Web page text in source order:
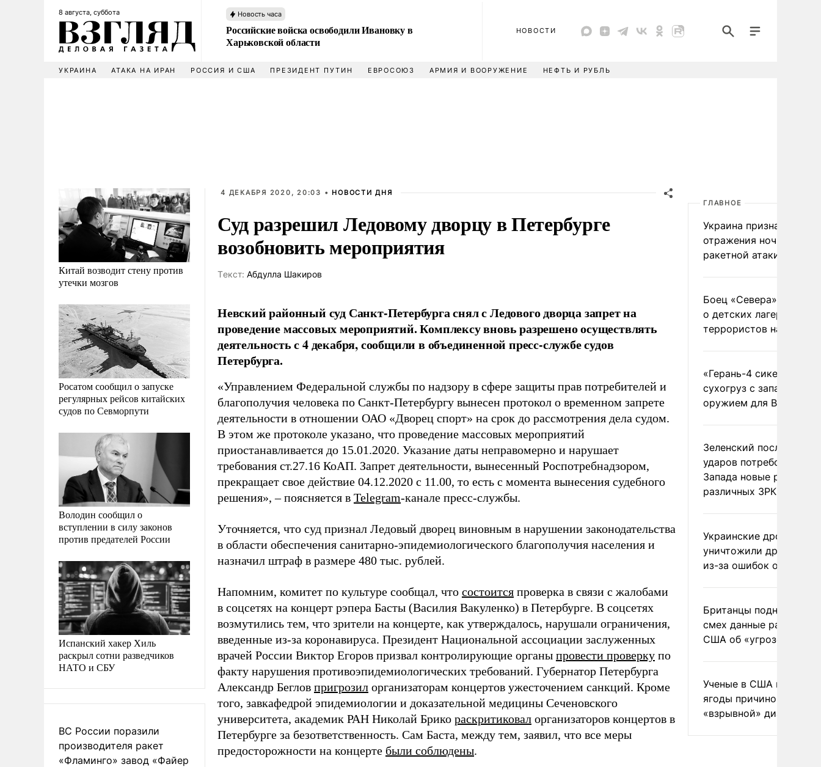
8 августа, суббота Новость часа
Российские войска освободили Ивановку в
Харьковской области
НОВОСТИ
УКРАИНА АТАКА НА ИРАН РОССИЯ И США ПРЕЗИДЕНТ ПУТИН ЕВРОСОЮЗ АРМИЯ И ВООРУЖЕНИЕ НЕФТЬ И РУБЛЬ
Китай возводит стену против
утечки мозгов
Росатом сообщил о запуске
регулярных рейсов китайских
судов по Севморпути
Володин сообщил о
вступлении в силу законов
против предателей России
Испанский хакер Хиль
раскрыл сотни разведчиков
НАТО и СБУ
ВС России поразили
производителя ракет
«Фламинго» завод «Файер
4 ДЕКАБРЯ 2020, 20:03 • НОВОСТИ ДНЯ
Суд разрешил Ледовому дворцу в Петербурге
возобновить мероприятия
Tекст: Абдулла Шакиров
Невский районный суд Санкт-Петербурга снял с Ледового дворца запрет на
проведение массовых мероприятий. Комплексу вновь разрешено осуществлять
деятельность с 4 декабря, сообщили в объединенной пресс-службе судов
Петербурга.
«Управлением Федеральной службы по надзору в сфере защиты прав потребителей и
благополучия человека по Санкт-Петербургу вынесен протокол о временном запрете
деятельности в отношении ОАО «Дворец спорт» на срок до рассмотрения дела судом.
В этом же протоколе указано, что проведение массовых мероприятий
приостанавливается до 15.01.2020. Указание даты неправомерно и нарушает
требования ст.27.16 КоАП. Запрет деятельности, вынесенный Роспотребнадзором,
прекращает свое действие 04.12.2020 с 11.00, то есть с момента вынесения судебного
решения», – поясняется в Telegram-канале пресс-службы.
Уточняется, что суд признал Ледовый дворец виновным в нарушении законодательства
в области обеспечения санитарно-эпидемиологического благополучия населения и
назначил штраф в размере 480 тыс. рублей.
Напомним, комитет по культуре сообщал, что состоится проверка в связи с жалобами
в соцсетях на концерт рэпера Басты (Василия Вакуленко) в Петербурге. В соцсетях
возмутились тем, что зрители на концерте, как утверждалось, нарушали ограничения,
введенные из-за коронавируса. Президент Национальной ассоциации заслуженных
врачей России Виктор Егоров призвал контролирующие органы провести проверку по
факту нарушения противоэпидемиологических требований. Губернатор Петербурга
Александр Беглов пригрозил организаторам концертов ужесточением санкций. Кроме
того, завкафедрой эпидемиологии и доказательной медицины Сеченовского
университета, академик РАН Николай Брико раскритиковал организаторов концертов в
Петербурге за безответственность. Сам Баста, между тем, заявил, что все меры
предосторожности на концерте были соблюдены.
ГЛАВНОЕ
Украина признала
отражения ночной
ракетной атаки
Боец «Севера»
о детских лагерях
террористов на
«Герань-4 сикер»
сухогруз с западным
оружием для ВСУ
Зеленский после
ударов потребовал у
Запада новые ракеты
различных ЗРК
Украинские дроны
уничтожили друг друга
из-за ошибок
Британцы подняли на
смех данные разведки
США об «угрозе
Ученые в США назвали
ягоды причиной
«взрывной» диареи